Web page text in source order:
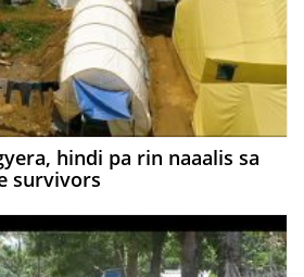
hindi pa rin naaalis sa
survivors